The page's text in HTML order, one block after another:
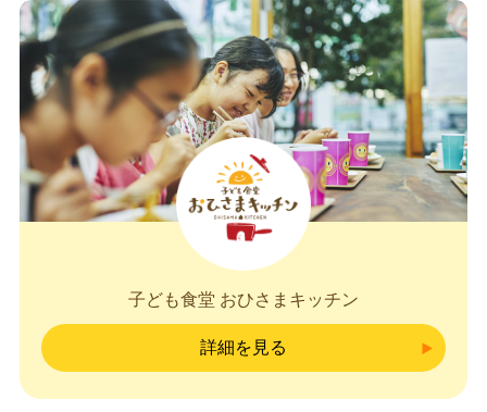
子ども食堂 おひさまキッチン
詳細を見る